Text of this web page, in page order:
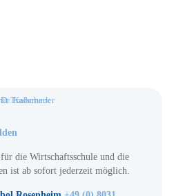
die Wirtschaftsschule und die
ist ab sofort jederzeit möglich.